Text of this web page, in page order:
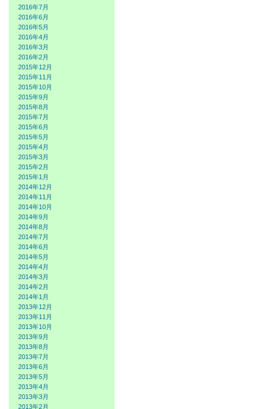
2016年7月
2016年6月
2016年5月
2016年4月
2016年3月
2016年2月
2015年12月
2015年11月
2015年10月
2015年9月
2015年8月
2015年7月
2015年6月
2015年5月
2015年4月
2015年3月
2015年2月
2015年1月
2014年12月
2014年11月
2014年10月
2014年9月
2014年8月
2014年7月
2014年6月
2014年5月
2014年4月
2014年3月
2014年2月
2014年1月
2013年12月
2013年11月
2013年10月
2013年9月
2013年8月
2013年7月
2013年6月
2013年5月
2013年4月
2013年3月
2013年2月